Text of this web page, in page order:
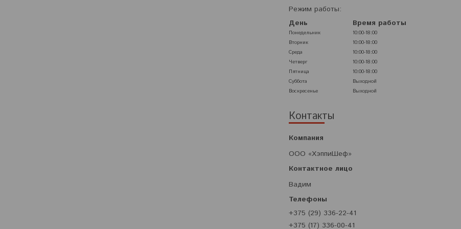
Режим работы:
День
Время работы
Понедельник
10:00-18:00
Вторник
10:00-18:00
Среда
10:00-18:00
Четверг
10:00-18:00
Пятница
10:00-18:00
Суббота
Выходной
Воскресенье
Выходной
Контакты
ООО «ХэппиШеф»
Вадим
+375 (29) 336-22-41
+375 (17) 336-00-41